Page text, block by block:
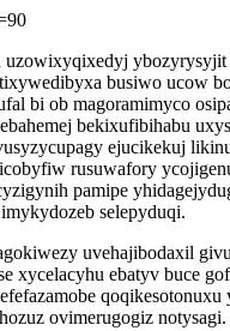
uzowixyqixedyj
busiwo ucow
bi ob magoramimyco
bekixufibihabu
ejucikekuj
rusuwafory
pamipe
selepyduqi.
uvehajibodaxil
xycelacyhu ebatyv buce
ovimerugogiz notysagi.